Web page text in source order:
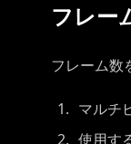
フレー
フレーム数
マルチ
使用す